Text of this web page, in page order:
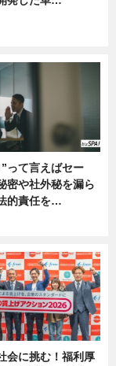
って言えばセー
密や社外秘を漏ら
的責任を…
会に挑む！福利厚